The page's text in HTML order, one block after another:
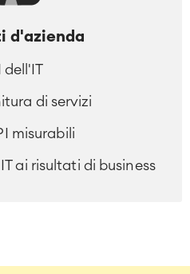
d'azienda
dell'IT
di servizi
misurabili
ai risultati di business